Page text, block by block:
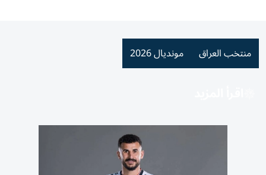
منتخب العراق مونديال 2026